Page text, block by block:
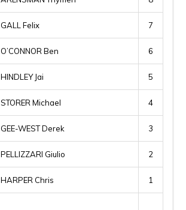
GALL Felix 7
O’CONNOR Ben 6
HINDLEY Jai 5
STORER Michael 4
GEE-WEST Derek 3
PELLIZZARI Giulio 2
HARPER Chris 1